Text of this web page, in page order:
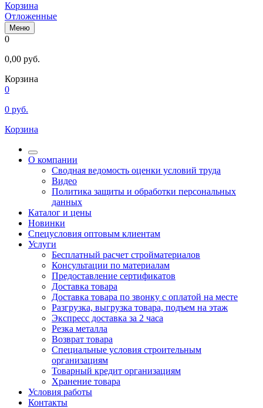
Корзина
Отложенные
Меню
0
0,00 руб.
Корзина
0
0 руб.
Корзина
О компании
Сводная ведомость оценки условий труда
Видео
Политика защиты и обработки персональных
данных
Каталог и цены
Новинки
Спецусловия оптовым клиентам
Услуги
Бесплатный расчет стройматериалов
Консультации по материалам
Предоставление сертификатов
Доставка товара
Доставка товара по звонку с оплатой на месте
Разгрузка, выгрузка товара, подъем на этаж
Экспресс доставка за 2 часа
Резка металла
Возврат товара
Специальные условия строительным
организациям
Товарный кредит организациям
Хранение товара
Условия работы
Контакты